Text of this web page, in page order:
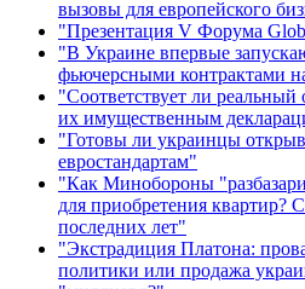
вызовы для европейского
"Презентация V Форума
"В Украине впервые
фьючерсными контрактами
"Соответствует ли
их имущественным
"Готовы ли украинцы
евростандартам"
"Как Минобороны
для приобретения квартир?
последних лет"
"Экстрадиция Платона:
политики или продажа